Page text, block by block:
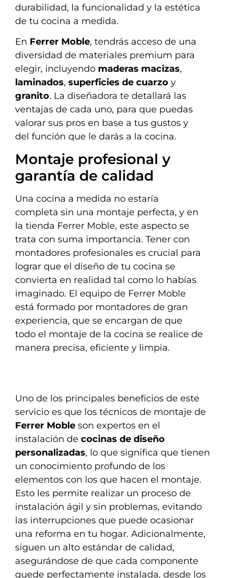
durabilidad, la funcionalidad y la estética
de tu cocina a medida.
En Ferrer Moble, tendrás acceso de una
diversidad de materiales premium para
elegir, incluyendo maderas macizas,
laminados, superficies de cuarzo y
granito. La diseñadora te detallará las
ventajas de cada uno, para que puedas
valorar sus pros en base a tus gustos y
del función que le darás a la cocina.
Montaje profesional y
garantía de calidad
Una cocina a medida no estaría
completa sin una montaje perfecta, y en
la tienda Ferrer Moble, este aspecto se
trata con suma importancia. Tener con
montadores profesionales es crucial para
lograr que el diseño de tu cocina se
convierta en realidad tal como lo habías
imaginado. El equipo de Ferrer Moble
está formado por montadores de gran
experiencia, que se encargan de que
todo el montaje de la cocina se realice de
manera precisa, eficiente y limpia.
Uno de los principales beneficios de este
servicio es que los técnicos de montaje de
Ferrer Moble son expertos en el
instalación de cocinas de diseño
personalizadas, lo que significa que tienen
un conocimiento profundo de los
elementos con los que hacen el montaje.
Esto les permite realizar un proceso de
instalación ágil y sin problemas, evitando
las interrupciones que puede ocasionar
una reforma en tu hogar. Adicionalmente,
siguen un alto estándar de calidad,
asegurándose de que cada componente
quede perfectamente instalada, desde los